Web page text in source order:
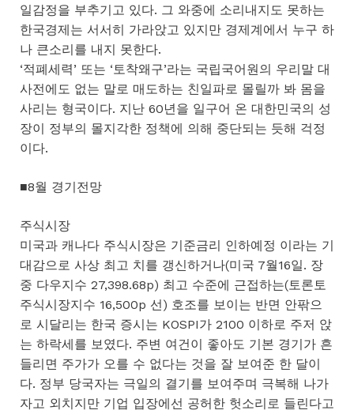
일감정을 부추기고 있다. 그 와중에 소리내지도 못하는
한국경제는 서서히 가라앉고 있지만 경제계에서 누구 하
나 큰소리를 내지 못한다.
‘적폐세력’ 또는 ‘토착왜구’라는 국립국어원의 우리말 대
사전에도 없는 말로 매도하는 친일파로 몰릴까 봐 몸을
사리는 형국이다. 지난 60년을 일구어 온 대한민국의 성
장이 정부의 몰지각한 정책에 의해 중단되는 듯해 걱정
이다.
■8월 경기전망
주식시장
미국과 캐나다 주식시장은 기준금리 인하예정 이라는 기
대감으로 사상 최고 치를 갱신하거나(미국 7월16일. 장
중 다우지수 27,398.68p) 최고 수준에 근접하는(토론토
주식시장지수 16,500p 선) 호조를 보이는 반면 안팎으
로 시달리는 한국 증시는 KOSPI가 2100 이하로 주저 앉
는 하락세를 보였다. 주변 여건이 좋아도 기본 경기가 흔
들리면 주가가 오를 수 없다는 것을 잘 보여준 한 달이
다. 정부 당국자는 극일의 결기를 보여주며 극복해 나가
자고 외치지만 기업 입장에선 공허한 헛소리로 들린다고